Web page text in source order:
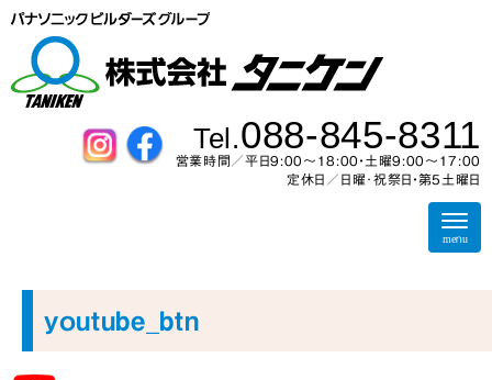
Tel.088-845-8311
営業時間／平日9:00～18:00・土曜9:00〜17:00
定休日／日曜･祝祭日・第5土曜日
N
a
v
menu
youtube_btn